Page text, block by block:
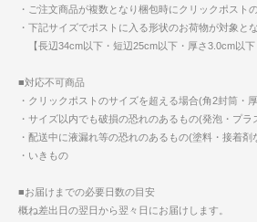
・ご注文商品が複数となり梱包時にクリックポスト
・下記サイズでポストに入る形状のお荷物が対象と
【長辺34cm以下・短辺25cm以下・厚さ3.0cm以下
■対応不可商品
・クリックポストのサイズを超える場合(角2封筒・
・サイズ以内でも破損の恐れのあるもの(発泡・プラ
・配送中に液漏れ等の恐れのあるもの(塗料・接着剤
・いきもの
■お届けまでの必要日数の目安
概ね差出日の翌日から翌々日にお届けします。